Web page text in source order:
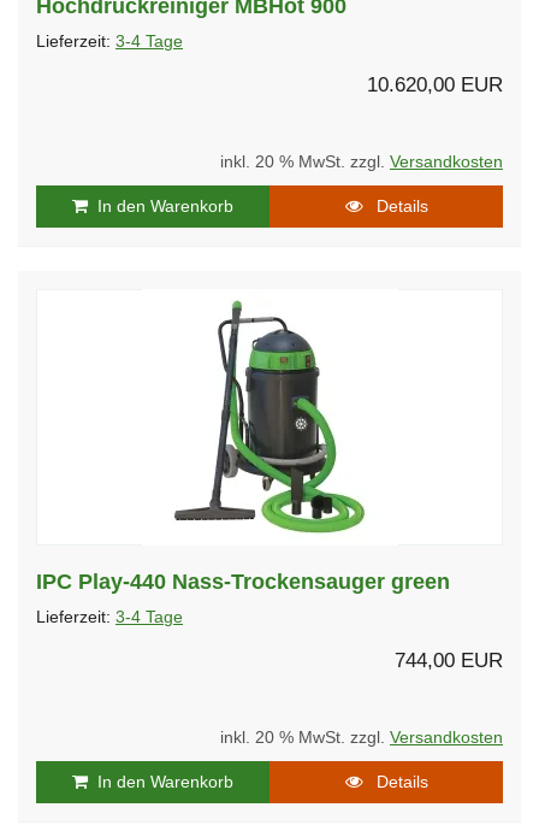
Hochdruckreiniger MBHot 900
Lieferzeit: 3-4 Tage
10.620,00 EUR
inkl. 20 % MwSt. zzgl. Versandkosten
In den Warenkorb Details
IPC Play-440 Nass-Trockensauger green
Lieferzeit: 3-4 Tage
744,00 EUR
inkl. 20 % MwSt. zzgl. Versandkosten
In den Warenkorb Details